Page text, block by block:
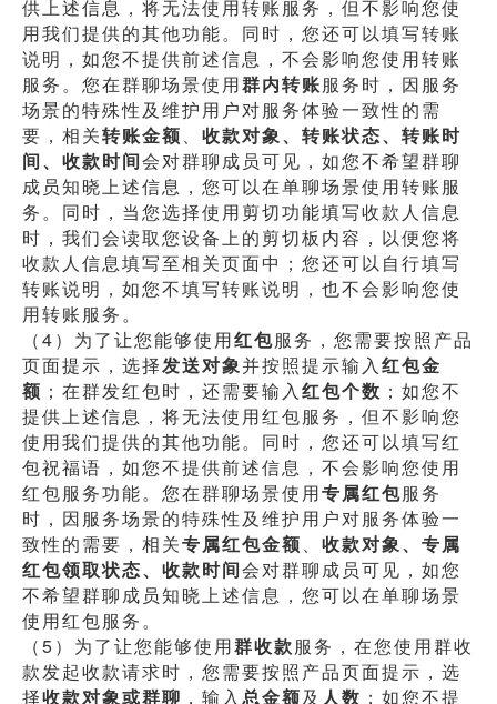
供上述信息，将无法使用转账服务，但不影响您使
用我们提供的其他功能。同时，您还可以填写转账
说明，如您不提供前述信息，不会影响您使用转账
服务。您在群聊场景使用群内转账服务时，因服务
场景的特殊性及维护用户对服务体验一致性的需
要，相关转账金额、 收款对象、转账状态、转账时
间、收款时间会对群聊成员可见，如您不希望群聊
成员知晓上述信息，您可以在单聊场景使用转账服
务。同时，当您选择使用剪切功能填写收款人信息
时，我们会读取您设备上的剪切板内容，以便您将
收款人信息填写至相关页面中；您还可以自行填写
转账说明，如您不填写转账说明，也不会影响您使
用转账服务。
（4）为了让您能够使用红包服务，您需要按照产品
页面提示，选择发送对象并按照提示输入红包金
额 ；在群发红包时，还需要输入红包个数 ；如您不
提供上述信息，将无法使用红包服务，但不影响您
使用我们提供的其他功能。同时，您还可以填写红
包祝福语，如您不提供前述信息，不会影响您使用
红包服务功能。您在群聊场景使用专属红包服务
时，因服务场景的特殊性及维护用户对服务体验一
致性的需要，相关专属红包金额、 收款对象、专属
红包领取状态、收款时间会对群聊成员可见，如您
不希望群聊成员知晓上述信息，您可以在单聊场景
使用红包服务。
（5）为了让您能够使用群收款服务，在您使用群收
款发起收款请求时，您需要按照产品页面提示，选
择收款对象或群聊 ，输入总金额及 人数 ；如您不提